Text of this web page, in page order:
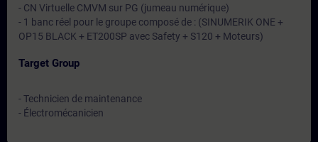
- CN Virtuelle CMVM sur PG (jumeau numérique)
- 1 banc réel pour le groupe composé de : (SINUMERIK ONE +
OP15 BLACK + ET200SP avec Safety + S120 + Moteurs)
Target Group
- Technicien de maintenance
- Électromécanicien